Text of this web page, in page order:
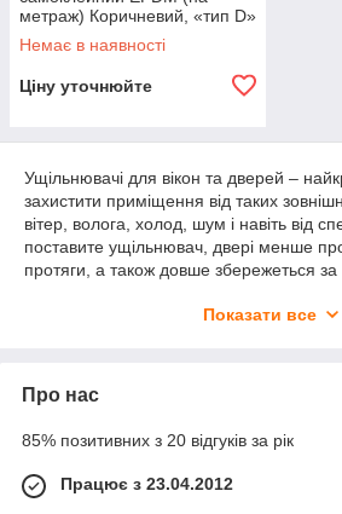
метраж) Коричневий, «тип D»
14×12 мм
Немає в наявності
Ціну уточнюйте
Ущільнювачі для вікон та дверей –
захистити приміщення від таких
вітер, волога, холод, шум і навіть від
поставите ущільнювач, двері менше
протяги, а також довше збережеться
Купити гумовий ущільнювач для
допоможе зберегти не лише тепло
Якщо бажаєте придбати ущільнювач за
швидкою доставкою, то ДомСтрой
Показати все
Про нас
85% позитивних з 20 відгуків за рік
Працює з 23.04.2012